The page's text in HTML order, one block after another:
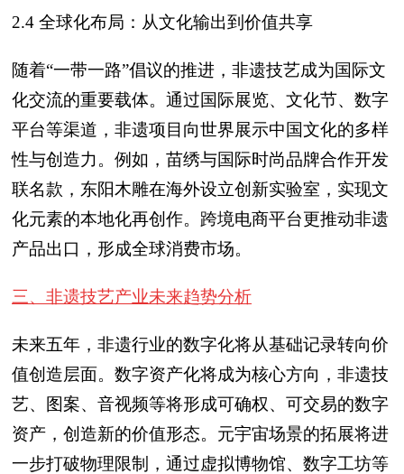
2.4 全球化布局：从文化输出到价值共享
随着“一带一路”倡议的推进，非遗技艺成为国际文
化交流的重要载体。通过国际展览、文化节、数字
平台等渠道，非遗项目向世界展示中国文化的多样
性与创造力。例如，苗绣与国际时尚品牌合作开发
联名款，东阳木雕在海外设立创新实验室，实现文
化元素的本地化再创作。跨境电商平台更推动非遗
产品出口，形成全球消费市场。
三、非遗技艺产业未来趋势分析
未来五年，非遗行业的数字化将从基础记录转向价
值创造层面。数字资产化将成为核心方向，非遗技
艺、图案、音视频等将形成可确权、可交易的数字
资产，创造新的价值形态。元宇宙场景的拓展将进
一步打破物理限制，通过虚拟博物馆、数字工坊等